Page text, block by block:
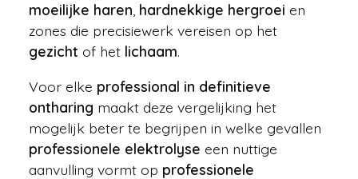
moeilijke haren hardnekkige hergroei en
zones die precisiewerk vereisen op het
gezicht of het lichaam.
Voor elke professional in definitieve
ontharing maakt deze vergelijking het
mogelijk beter te begrijpen in welke gevallen
professionele elektrolyse een nuttige
aanvulling vormt op professionele